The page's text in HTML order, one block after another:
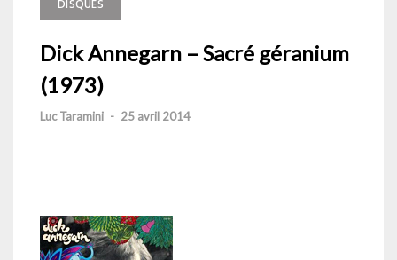
DISQUES
Dick Annegarn – Sacré géranium
(1973)
Luc Taramini - 25 avril 2014